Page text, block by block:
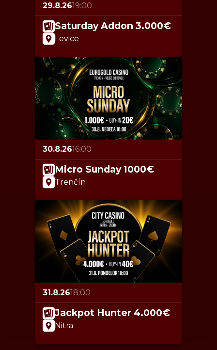
29.8.2619:00
Saturday Addon 3.000€
Levice
30.8.2616:00
Micro Sunday 1000€
Trenčín
31.8.2618:00
Jackpot Hunter 4.000€
Nitra